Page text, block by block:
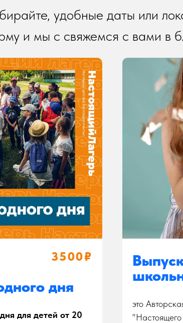
удобные даты или
и мы с свяжемся с вами в
3500₽
дня
для детей от 20
это
"Настоящего